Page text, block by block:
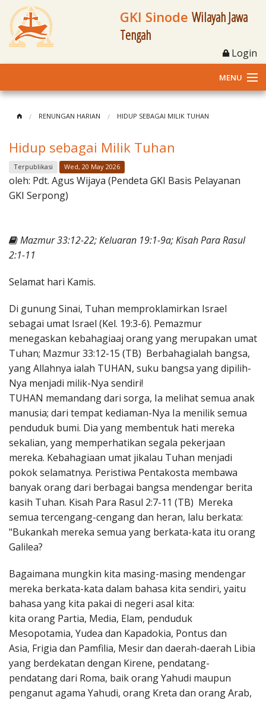
GKI Sinode Wilayah Jawa
Tengah
Login
MENU
Klasis dan Jemaat
Berita Kegiatan
Materi
Penerbitan
RENUNGAN HARIAN HIDUP SEBAGAI MILIK TUHAN
Hidup sebagai Milik Tuhan
Terpublikasi Wed, 20 May 2026
oleh: Pdt. Agus Wijaya (Pendeta GKI Basis Pelayanan
GKI Serpong)
Mazmur 33:12-22; Keluaran 19:1-9a; Kisah Para Rasul
2:1-11
Selamat hari Kamis.
Di gunung Sinai, Tuhan memproklamirkan Israel
sebagai umat Israel (Kel. 19:3-6). Pemazmur
menegaskan kebahagiaaj orang yang merupakan umat
Tuhan; Mazmur 33:12-15 (TB) Berbahagialah bangsa,
yang Allahnya ialah TUHAN, suku bangsa yang dipilih-
Nya menjadi milik-Nya sendiri!
TUHAN memandang dari sorga, Ia melihat semua anak
manusia; dari tempat kediaman-Nya Ia menilik semua
penduduk bumi. Dia yang membentuk hati mereka
sekalian, yang memperhatikan segala pekerjaan
mereka. Kebahagiaan umat jikalau Tuhan menjadi
pokok selamatnya. Peristiwa Pentakosta membawa
banyak orang dari berbagai bangsa mendengar berita
kasih Tuhan. Kisah Para Rasul 2:7-11 (TB) Mereka
semua tercengang-cengang dan heran, lalu berkata:
"Bukankah mereka semua yang berkata-kata itu orang
Galilea?
Bagaimana mungkin kita masing-masing mendengar
mereka berkata-kata dalam bahasa kita sendiri, yaitu
bahasa yang kita pakai di negeri asal kita:
kita orang Partia, Media, Elam, penduduk
Mesopotamia, Yudea dan Kapadokia, Pontus dan
Asia, Frigia dan Pamfilia, Mesir dan daerah-daerah Libia
yang berdekatan dengan Kirene, pendatang-
pendatang dari Roma, baik orang Yahudi maupun
penganut agama Yahudi, orang Kreta dan orang Arab,